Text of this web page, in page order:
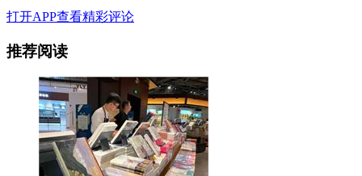
打开APP查看精彩评论
推荐阅读